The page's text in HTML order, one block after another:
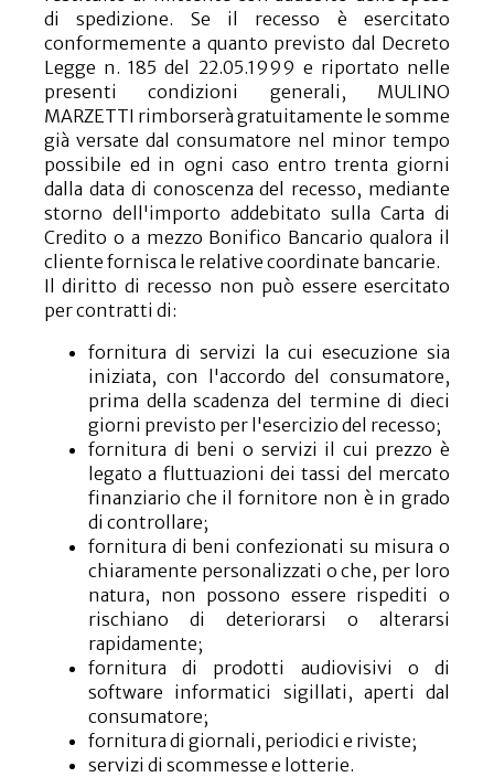
di spedizione. Se il recesso è esercitato
conformemente a quanto previsto dal Decreto
Legge n. 185 del 22.05.1999 e riportato nelle
presenti condizioni generali, MULINO
MARZETTI rimborserà gratuitamente le somme
già versate dal consumatore nel minor tempo
possibile ed in ogni caso entro trenta giorni
dalla data di conoscenza del recesso, mediante
storno dell'importo addebitato sulla Carta di
Credito o a mezzo Bonifico Bancario qualora il
cliente fornisca le relative coordinate bancarie.
Il diritto di recesso non può essere esercitato
per contratti di:
fornitura di servizi la cui esecuzione sia
iniziata, con l'accordo del consumatore,
prima della scadenza del termine di dieci
giorni previsto per l'esercizio del recesso;
fornitura di beni o servizi il cui prezzo è
legato a fluttuazioni dei tassi del mercato
finanziario che il fornitore non è in grado
di controllare;
fornitura di beni confezionati su misura o
chiaramente personalizzati o che, per loro
natura, non possono essere rispediti o
rischiano di deteriorarsi o alterarsi
rapidamente;
fornitura di prodotti audiovisivi o di
software informatici sigillati, aperti dal
consumatore;
fornitura di giornali, periodici e riviste;
servizi di scommesse e lotterie.